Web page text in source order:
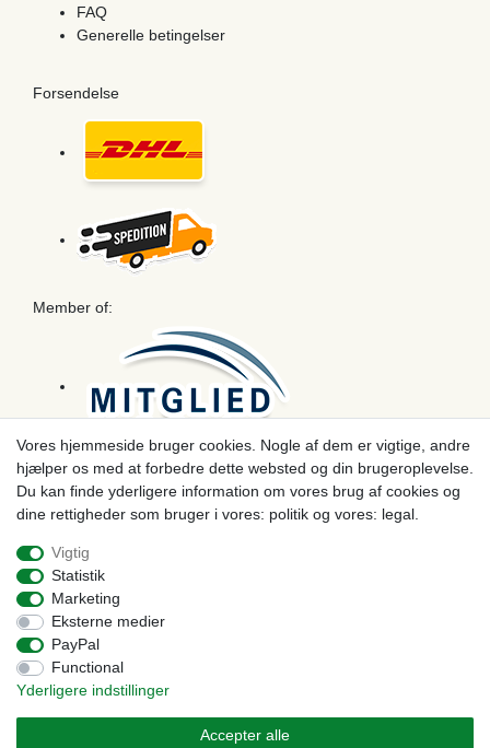
FAQ
Generelle betingelser
Forsendelse
Member of:
Betaling
Vores hjemmeside bruger cookies. Nogle af dem er vigtige, andre
hjælper os med at forbedre dette websted og din brugeroplevelse.
Du kan finde yderligere information om vores brug af cookies og
dine rettigheder som bruger i vores: politik og vores: legal.
Vigtig
Statistik
Marketing
Eksterne medier
PayPal
Functional
Yderligere indstillinger
Accepter alle